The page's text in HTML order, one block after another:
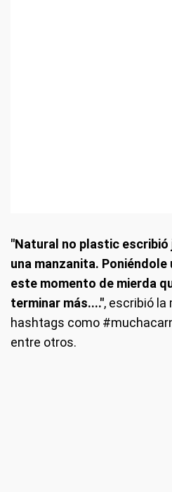
"Natural no plastic escribió
una manzanita. Poniéndole
este momento de mierda
terminar más....", escribió la
hashtags como
entre otros.